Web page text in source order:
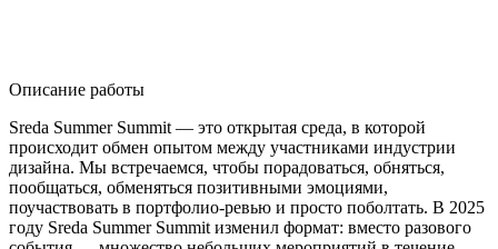
Описание работы
Sreda Summer Summit — это открытая среда, в которой
происходит обмен опытом между участниками индустрии
дизайна. Мы встречаемся, чтобы порадоваться, обняться,
пообщаться, обменяться позитивными эмоциями,
поучаствовать в портфолио-ревью и просто поболтать. В 2025
году Sreda Summer Summit изменил формат: вместо разового